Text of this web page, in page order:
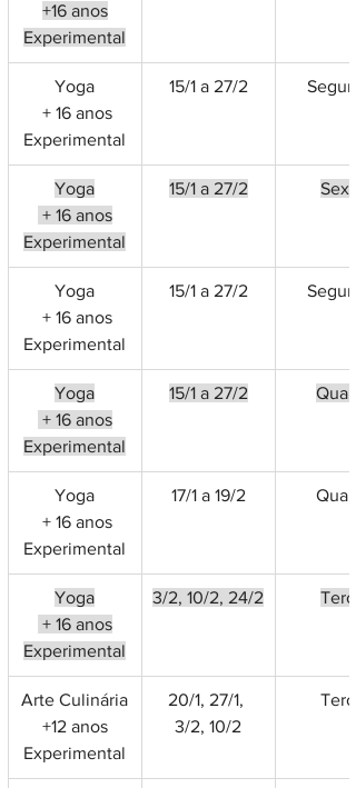
+16 anos
Experimental
Yoga
+ 16 anos
Experimental
15/1 a 27/2
Yoga
+ 16 anos
Experimental
15/1 a 27/2 Sexta
Yoga
+ 16 anos
Experimental
15/1 a 27/2
Yoga
+ 16 anos
Experimental
15/1 a 27/2
Yoga
+ 16 anos
Experimental
17/1 a 19/2
Yoga
+ 16 anos
Experimental
3/2, 10/2, 24/2 Terça
Arte Culinária
+12 anos
Experimental
20/1, 27/1,
3/2, 10/2
Terça